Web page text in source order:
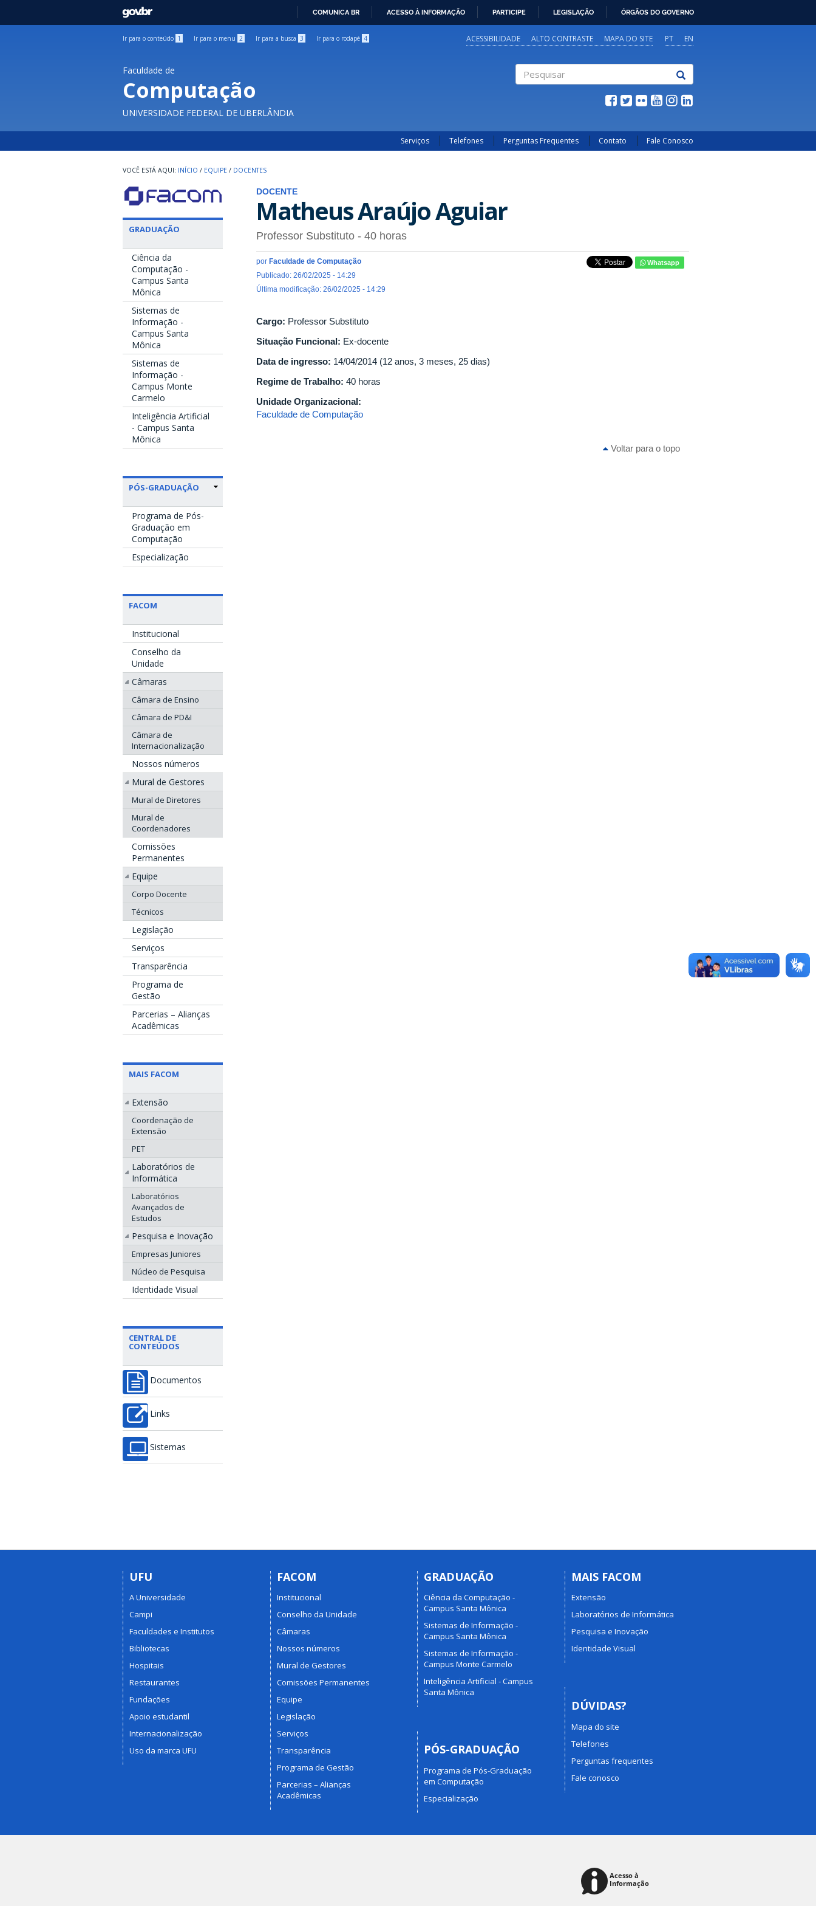
GOVBR
COMUNICA BR ACESSO À INFORMAÇÃO PARTICIPE LEGISLAÇÃO ÓRGÃOS DO GOVERNO
Ir para o conteúdo 1 Ir para o menu 2 Ir para a busca 3 Ir para o rodapé 4 PT EN
ACESSIBILIDADE ALTO CONTRASTE MAPA DO SITE
Faculdade de
Computação
UNIVERSIDADE FEDERAL DE UBERLÂNDIA
Serviços Telefones Perguntas Frequentes Contato Fale Conosco
INÍCIO / EQUIPE / DOCENTES
GRADUAÇÃO
Ciência da
Computação -
Campus Santa
Mônica
Sistemas de
Informação -
Campus Santa
Mônica
Sistemas de
Informação -
Campus Monte
Carmelo
Inteligência Artificial
- Campus Santa
Mônica
PÓS-GRADUAÇÃO
Programa de Pós-
Graduação em
Computação
Especialização
FACOM
Institucional
Conselho da
Unidade
Câmaras
Câmara de Ensino
Câmara de PD&I
Câmara de
Internacionalização
Nossos números
Mural de Gestores
Mural de Diretores
Mural de
Coordenadores
Comissões
Permanentes
Equipe
Corpo Docente
Técnicos
Legislação
Serviços
Transparência
Programa de
Gestão
Parcerias – Alianças
Acadêmicas
MAIS FACOM
Extensão
Coordenação de
Extensão
PET
Laboratórios de
Informática
Laboratórios
Avançados de
Estudos
Pesquisa e Inovação
Empresas Juniores
Núcleo de Pesquisa
Identidade Visual
CENTRAL DE
CONTEÚDOS
Documentos
Links
Sistemas
DOCENTE
Matheus Araújo Aguiar
Professor Substituto - 40 horas
por Faculdade de Computação
Publicado: 26/02/2025 - 14:29
Última modificação: 26/02/2025 - 14:29
Whatsapp
Cargo: Professor Substituto
Situação Funcional: Ex-docente
Data de ingresso: 14/04/2014 (12 anos, 3 meses, 25 dias)
Regime de Trabalho: 40 horas
Unidade Organizacional:
Faculdade de Computação
Voltar para o topo
UFU
A Universidade
Campi
Faculdades e Institutos
Bibliotecas
Hospitais
Restaurantes
Fundações
Apoio estudantil
Internacionalização
Uso da marca UFU
FACOM
Institucional
Conselho da Unidade
Câmaras
Nossos números
Mural de Gestores
Comissões Permanentes
Equipe
Legislação
Serviços
Transparência
Programa de Gestão
Parcerias – Alianças
Acadêmicas
GRADUAÇÃO
Ciência da Computação -
Campus Santa Mônica
Sistemas de Informação -
Campus Santa Mônica
Sistemas de Informação -
Campus Monte Carmelo
Inteligência Artificial - Campus
Santa Mônica
PÓS-GRADUAÇÃO
Programa de Pós-Graduação
em Computação
Especialização
MAIS FACOM
Extensão
Laboratórios de Informática
Pesquisa e Inovação
Identidade Visual
DÚVIDAS?
Mapa do site
Telefones
Perguntas frequentes
Fale conosco